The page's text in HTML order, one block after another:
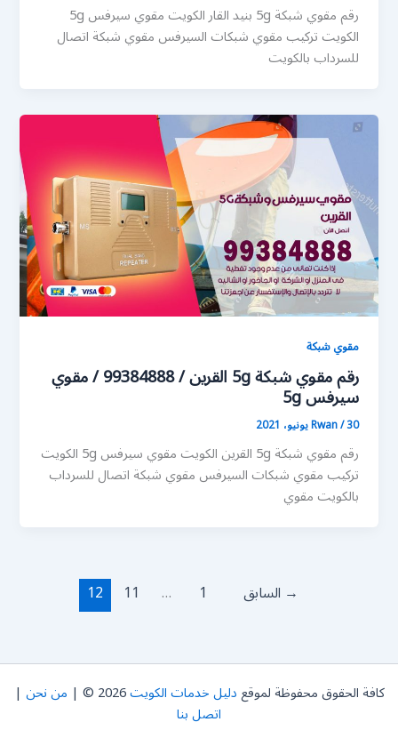
رقم مقوي شبكة 5g بنيد القار الكويت مقوي سيرفس 5g
الكويت تركيب مقوي شبكات السيرفس مقوي شبكة اتصال
للسرداب بالكويت
مقوي شبكة
رقم مقوي شبكة 5g القرين / 99384888 / مقوي
سيرفس 5g
Rwan/30 يونيو، 2021
رقم مقوي شبكة 5g القرين الكويت مقوي سيرفس 5g الكويت
تركيب مقوي شبكات السيرفس مقوي شبكة اتصال للسرداب
بالكويت مقوي
→ السابق 1
…
11
12
كافة الحقوق محفوظة لموقعدليل خدمات الكويت2026 © | من نحن |
اتصل بنا